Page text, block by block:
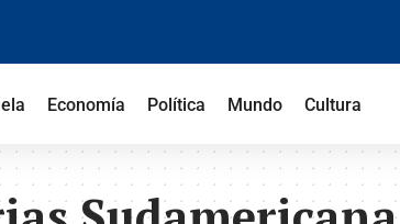
Economía Política Mundo Cultura